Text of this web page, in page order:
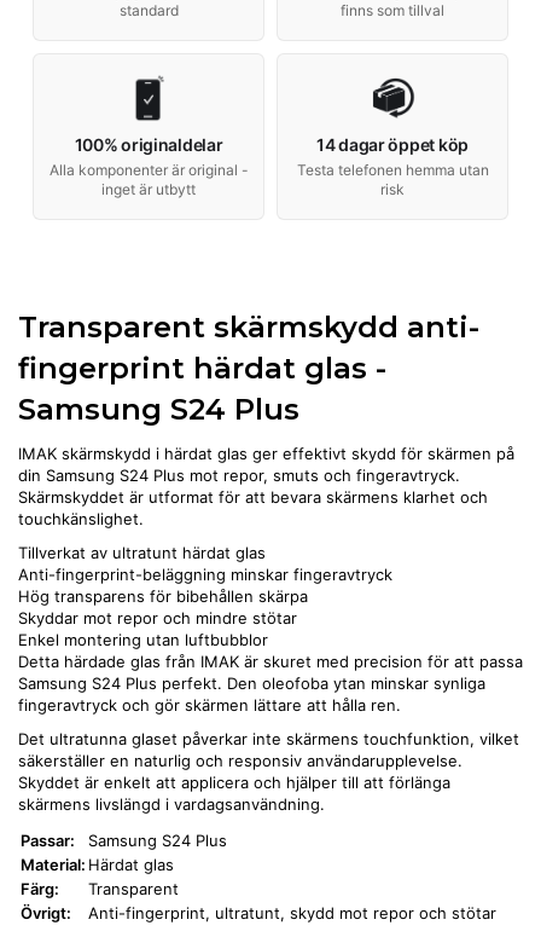
standard
finns som tillval
100% originaldelar
Alla komponenter är original -
inget är utbytt
14 dagar öppet köp
Testa telefonen hemma utan
risk
Transparent skärmskydd anti-
fingerprint härdat glas -
Samsung S24 Plus
IMAK skärmskydd i härdat glas ger effektivt skydd för skärmen på
din Samsung S24 Plus mot repor, smuts och fingeravtryck.
Skärmskyddet är utformat för att bevara skärmens klarhet och
touchkänslighet.
Tillverkat av ultratunt härdat glas
Anti-fingerprint-beläggning minskar fingeravtryck
Hög transparens för bibehållen skärpa
Skyddar mot repor och mindre stötar
Enkel montering utan luftbubblor
Detta härdade glas från IMAK är skuret med precision för att passa
Samsung S24 Plus perfekt. Den oleofoba ytan minskar synliga
fingeravtryck och gör skärmen lättare att hålla ren.
Det ultratunna glaset påverkar inte skärmens touchfunktion, vilket
säkerställer en naturlig och responsiv användarupplevelse.
Skyddet är enkelt att applicera och hjälper till att förlänga
skärmens livslängd i vardagsanvändning.
Passar:
Samsung S24 Plus
Material: Härdat glas
Färg:
Transparent
Övrigt:
Anti-fingerprint, ultratunt, skydd mot repor och stötar